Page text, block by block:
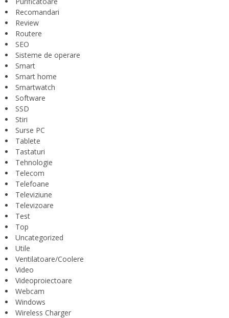
Recomandari
Review
Routere
SEO
Sisteme de operare
Smart
Smart home
Smartwatch
Software
SSD
Stiri
Surse PC
Tablete
Tastaturi
Tehnologie
Telecom
Telefoane
Televiziune
Televizoare
Test
Top
Uncategorized
Utile
Ventilatoare/Coolere
Video
Videoproiectoare
Webcam
Windows
Wireless Charger